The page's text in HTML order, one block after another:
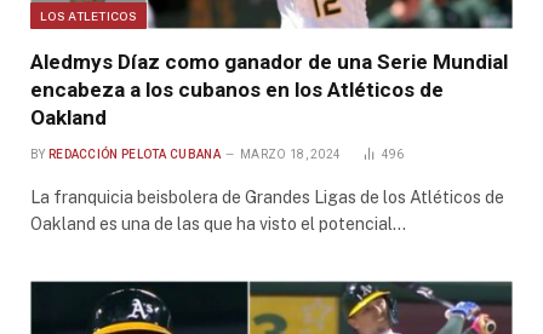
LOS ATLETICOS
Aledmys Díaz como ganador de una Serie Mundial
encabeza a los cubanos en los Atléticos de
Oakland
BY REDACCIÓN PELOTA CUBANA MARZO 18, 2024 496
La franquicia beisbolera de Grandes Ligas de los Atléticos de
Oakland es una de las que ha visto el potencial…